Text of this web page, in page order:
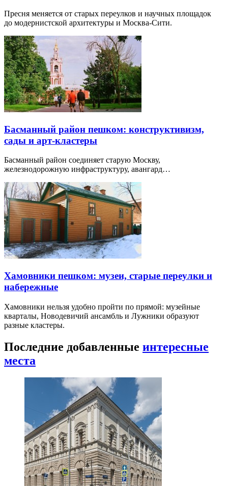
Пресня меняется от старых переулков и научных площадок
до модернистской архитектуры и Москва-Сити.
Басманный район пешком: конструктивизм,
сады и арт-кластеры
Басманный район соединяет старую Москву,
железнодорожную инфраструктуру, авангард…
Хамовники пешком: музеи, старые переулки и
набережные
Хамовники нельзя удобно пройти по прямой: музейные
кварталы, Новодевичий ансамбль и Лужники образуют
разные кластеры.
Последние добавленные интересные
места